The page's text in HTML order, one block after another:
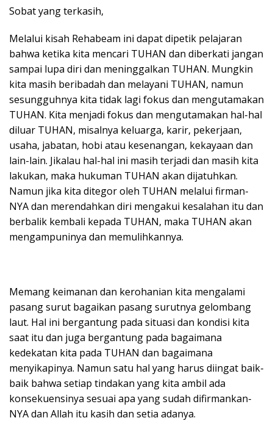
Sobat yang terkasih,
Melalui kisah Rehabeam ini dapat dipetik pelajaran
bahwa ketika kita mencari TUHAN dan diberkati jangan
sampai lupa diri dan meninggalkan TUHAN. Mungkin
kita masih beribadah dan melayani TUHAN, namun
sesungguhnya kita tidak lagi fokus dan mengutamakan
TUHAN. Kita menjadi fokus dan mengutamakan hal-hal
diluar TUHAN, misalnya keluarga, karir, pekerjaan,
usaha, jabatan, hobi atau kesenangan, kekayaan dan
lain-lain. Jikalau hal-hal ini masih terjadi dan masih kita
lakukan, maka hukuman TUHAN akan dijatuhkan.
Namun jika kita ditegor oleh TUHAN melalui firman-
NYA dan merendahkan diri mengakui kesalahan itu dan
berbalik kembali kepada TUHAN, maka TUHAN akan
mengampuninya dan memulihkannya.
Memang keimanan dan kerohanian kita mengalami
pasang surut bagaikan pasang surutnya gelombang
laut. Hal ini bergantung pada situasi dan kondisi kita
saat itu dan juga bergantung pada bagaimana
kedekatan kita pada TUHAN dan bagaimana
menyikapinya. Namun satu hal yang harus diingat baik-
baik bahwa setiap tindakan yang kita ambil ada
konsekuensinya sesuai apa yang sudah difirmankan-
NYA dan Allah itu kasih dan setia adanya.